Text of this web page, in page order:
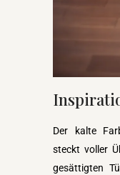
Der kalte
steckt voller
gesättigten